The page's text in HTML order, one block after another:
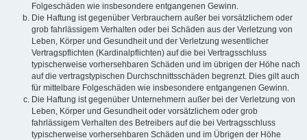
Folgeschäden wie insbesondere entgangenen Gewinn.
Die Haftung ist gegenüber Verbrauchern außer bei vorsätzlichem oder
grob fahrlässigem Verhalten oder bei Schäden aus der Verletzung von
Leben, Körper und Gesundheit und der Verletzung wesentlicher
Vertragspflichten (Kardinalpflichten) auf die bei Vertragsschluss
typischerweise vorhersehbaren Schäden und im übrigen der Höhe nach
auf die vertragstypischen Durchschnittsschäden begrenzt. Dies gilt auch
für mittelbare Folgeschäden wie insbesondere entgangenen Gewinn.
Die Haftung ist gegenüber Unternehmern außer bei der Verletzung von
Leben, Körper und Gesundheit oder vorsätzlichem oder grob
fahrlässigem Verhalten des Betreibers auf die bei Vertragsschluss
typischerweise vorhersehbaren Schäden und im Übrigen der Höhe